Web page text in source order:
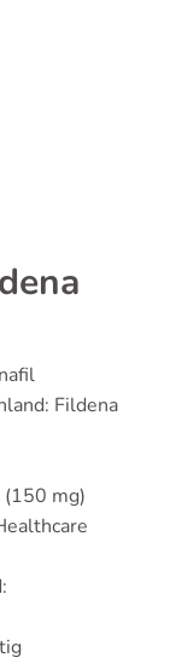
Fildena
mg)